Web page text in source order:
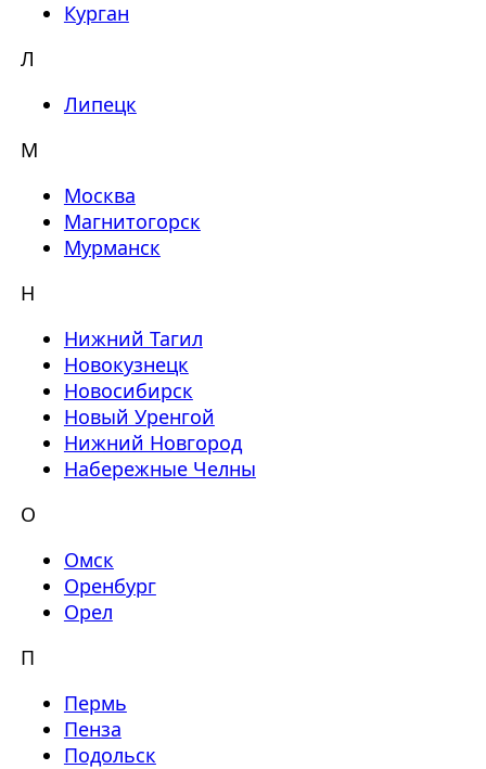
Курган
Л
Липецк
М
Москва
Магнитогорск
Мурманск
Н
Нижний Тагил
Новокузнецк
Новосибирск
Новый Уренгой
Нижний Новгород
Набережные Челны
О
Омск
Оренбург
Орел
П
Пермь
Пенза
Подольск